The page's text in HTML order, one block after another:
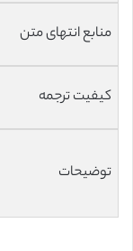
منابع انتهای متن
کیفیت ترجمه
توضیحات